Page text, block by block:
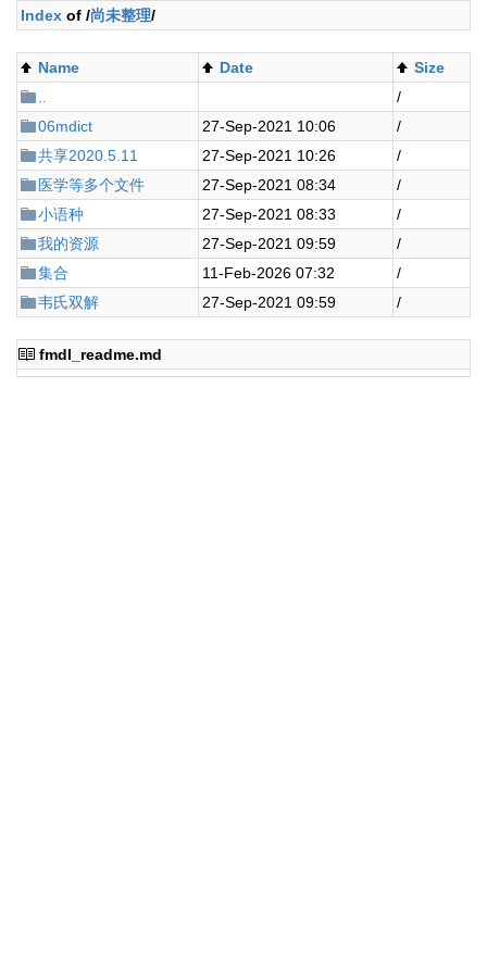
Index of /尚未整理/
Name Date
Size
/
06mdict
27-Sep-2021 10:06
/
共享2020.5.11
27-Sep-2021 10:26
/
医学等多个文件
27-Sep-2021 08:34
/
小语种
27-Sep-2021 08:33
/
我的资源
27-Sep-2021 09:59
/
集合
11-Feb-2026 07:32
/
韦氏双解
27-Sep-2021 09:59 /
fmdl_readme.md